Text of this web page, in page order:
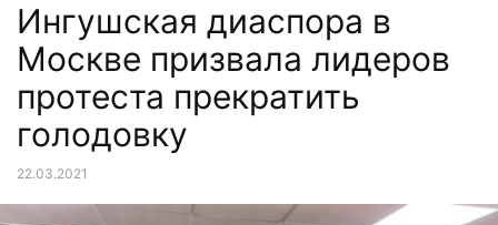
Ингушская диаспора в
Москве призвала лидеров
протеста прекратить
голодовку
22.03.2021